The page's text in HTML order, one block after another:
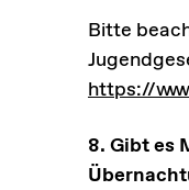
Bitte
https://
8. Gibt es